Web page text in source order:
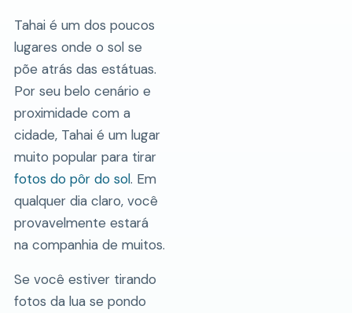
Tahai é um dos poucos
lugares onde o sol se
põe atrás das estátuas.
Por seu belo cenário e
proximidade com a
cidade, Tahai é um lugar
muito popular para tirar
fotos do pôr do sol. Em
qualquer dia claro, você
provavelmente estará
na companhia de muitos.
Se você estiver tirando
fotos da lua se pondo